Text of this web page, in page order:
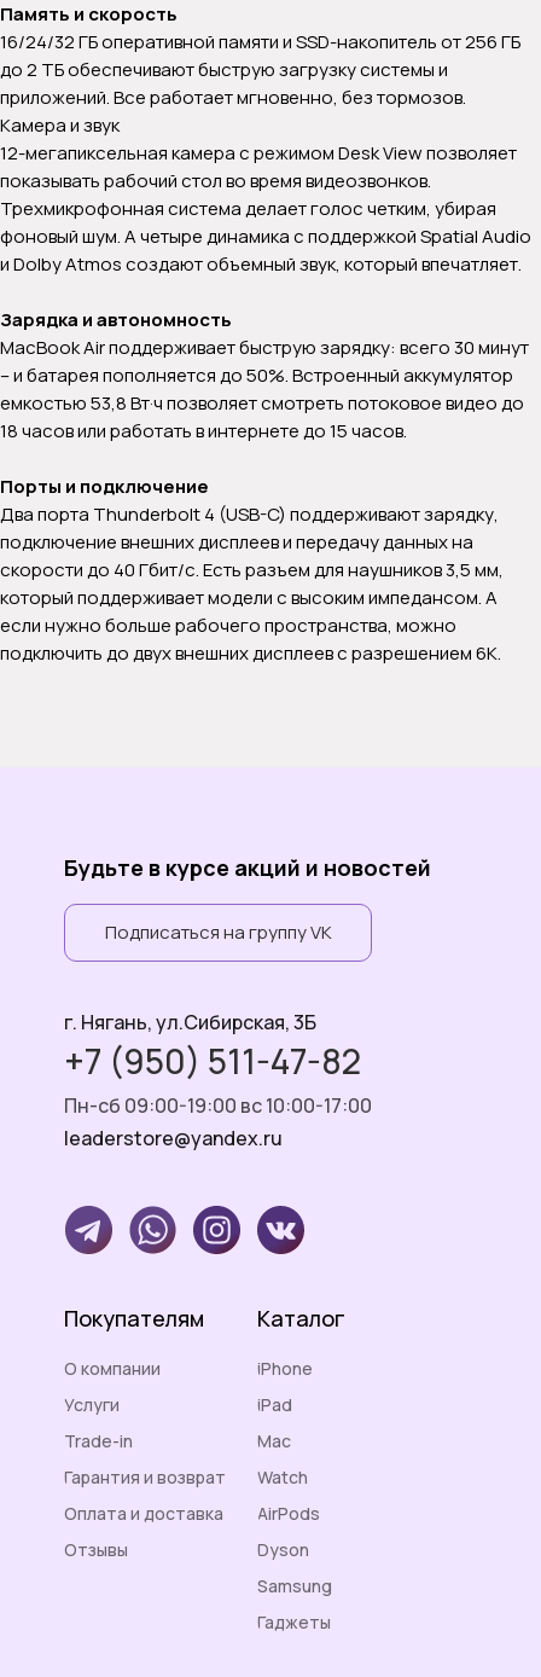
Память и скорость
16/24/32 ГБ оперативной памяти и SSD-накопитель от 256 ГБ
до 2 ТБ обеспечивают быструю загрузку системы и
приложений. Все работает мгновенно, без тормозов.
Камера и звук
12-мегапиксельная камера с режимом Desk View позволяет
показывать рабочий стол во время видеозвонков.
Трехмикрофонная система делает голос четким, убирая
фоновый шум. А четыре динамика с поддержкой Spatial Audio
и Dolby Atmos создают объемный звук, который впечатляет.
Зарядка и автономность
MacBook Air поддерживает быструю зарядку: всего 30 минут
– и батарея пополняется до 50%. Встроенный аккумулятор
емкостью 53,8 Вт·ч позволяет смотреть потоковое видео до
18 часов или работать в интернете до 15 часов.
Порты и подключение
Два порта Thunderbolt 4 (USB-C) поддерживают зарядку,
подключение внешних дисплеев и передачу данных на
скорости до 40 Гбит/с. Есть разъем для наушников 3,5 мм,
который поддерживает модели с высоким импедансом. А
если нужно больше рабочего пространства, можно
подключить до двух внешних дисплеев с разрешением 6K.
О компании
Будьте в курсе акций и новостей
Услуги
Trade-in
Гарантия и возврат
Оплата и доставка
г. Нягань, ул.Сибирская, 3Б
Отзывы
+7 (950) 511-47-82
Пн-сб 09:00-19:00 вс 10:00-17:00
Покупателям
leaderstore@yandex.ru
iPhone
iPad
Mac
Watch
AirPods
Каталог
Подписаться на группу VK
Samsung
Гаджеты
Dyson